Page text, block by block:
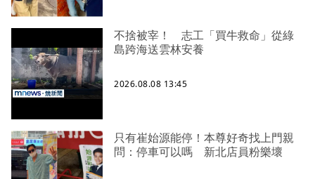
不捨被宰！ 志工「買牛救命」從綠
島跨海送雲林安養
2026.08.08 13:45
只有崔始源能停！本尊好奇找上門親
問：停車可以嗎 新北店員粉樂壞